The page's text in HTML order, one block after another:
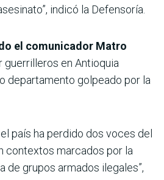
indicó la Defensoría.
el comunicador Matro
guerrilleros en Antioquia
departamento golpeado por la
país ha perdido dos voces del
contextos marcados por la
de grupos armados ilegales”,